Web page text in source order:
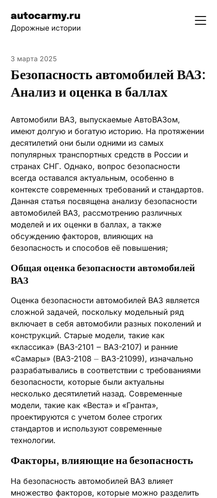
content
autocarmy.ru
Дорожные истории
3 марта 2025
Безопасность автомобилей ВАЗ:
Анализ и оценка в баллах
Автомобили ВАЗ, выпускаемые АвтоВАЗом,
имеют долгую и богатую историю. На протяжении
десятилетий они были одними из самых
популярных транспортных средств в России и
странах СНГ. Однако, вопрос безопасности
всегда оставался актуальным, особенно в
контексте современных требований и стандартов.
Данная статья посвящена анализу безопасности
автомобилей ВАЗ, рассмотрению различных
моделей и их оценки в баллах, а также
обсуждению факторов, влияющих на
безопасность и способов её повышения;
Общая оценка безопасности автомобилей
ВАЗ
Оценка безопасности автомобилей ВАЗ является
сложной задачей, поскольку модельный ряд
включает в себя автомобили разных поколений и
конструкций. Старые модели, такие как
«классика» (ВАЗ-2101 ౼ ВАЗ-2107) и ранние
«Самары» (ВАЗ-2108 ⏤ ВАЗ-21099), изначально
разрабатывались в соответствии с требованиями
безопасности, которые были актуальны
несколько десятилетий назад. Современные
модели, такие как «Веста» и «Гранта»,
проектируются с учетом более строгих
стандартов и используют современные
технологии.
Факторы, влияющие на безопасность
На безопасность автомобилей ВАЗ влияет
множество факторов, которые можно разделить